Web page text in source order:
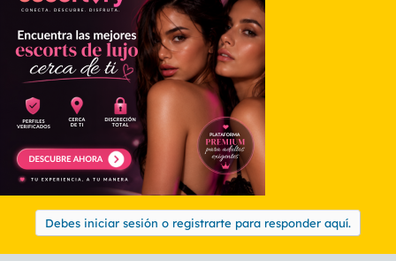
Debes iniciar sesión o registrarte para responder aquí.